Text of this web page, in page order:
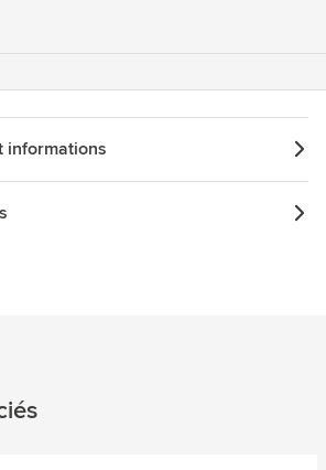
remarquable aussi bien en privé
informations